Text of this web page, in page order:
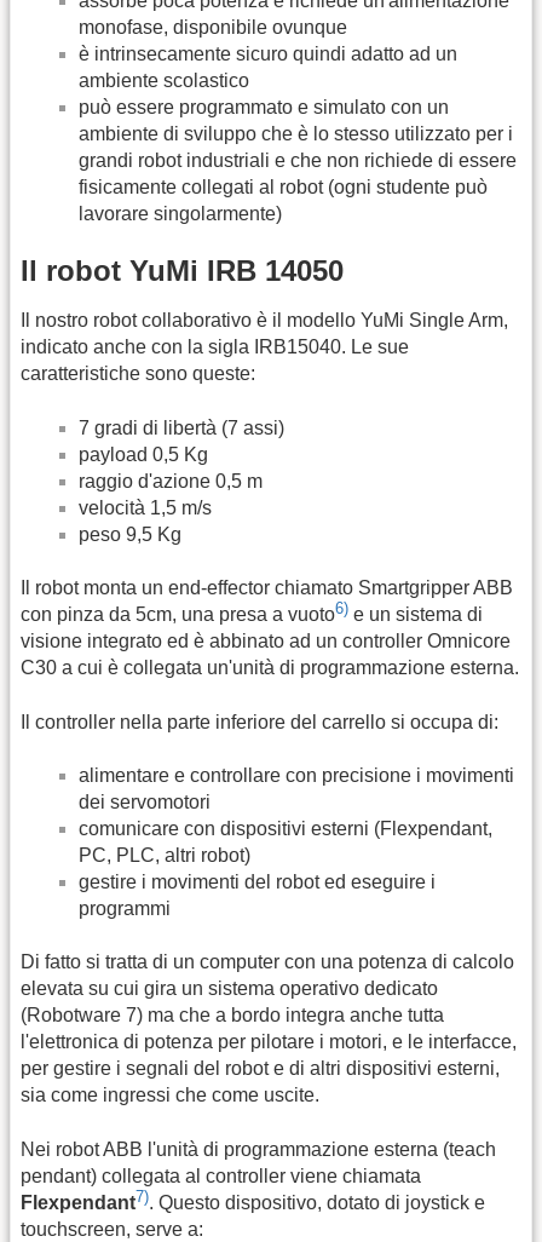
monofase, disponibile ovunque
è intrinsecamente sicuro quindi adatto ad un
ambiente scolastico
può essere programmato e simulato con un
ambiente di sviluppo che è lo stesso utilizzato per i
grandi robot industriali e che non richiede di essere
fisicamente collegati al robot (ogni studente può
lavorare singolarmente)
Il robot YuMi IRB 14050
Il nostro robot collaborativo è il modello YuMi Single Arm,
indicato anche con la sigla IRB15040. Le sue
caratteristiche sono queste:
7 gradi di libertà (7 assi)
payload 0,5 Kg
raggio d'azione 0,5 m
velocità 1,5 m/s
peso 9,5 Kg
Il robot monta un end-effector chiamato Smartgripper ABB
con pinza da 5cm, una presa a vuoto6) e un sistema di
visione integrato ed è abbinato ad un controller Omnicore
C30 a cui è collegata un'unità di programmazione esterna.
Il controller nella parte inferiore del carrello si occupa di:
alimentare e controllare con precisione i movimenti
dei servomotori
comunicare con dispositivi esterni (Flexpendant,
PC, PLC, altri robot)
gestire i movimenti del robot ed eseguire i
programmi
Di fatto si tratta di un computer con una potenza di calcolo
elevata su cui gira un sistema operativo dedicato
(Robotware 7) ma che a bordo integra anche tutta
l'elettronica di potenza per pilotare i motori, e le interfacce,
per gestire i segnali del robot e di altri dispositivi esterni,
sia come ingressi che come uscite.
Nei robot ABB l'unità di programmazione esterna (teach
pendant) collegata al controller viene chiamata
Flexpendant7). Questo dispositivo, dotato di joystick e
touchscreen, serve a: